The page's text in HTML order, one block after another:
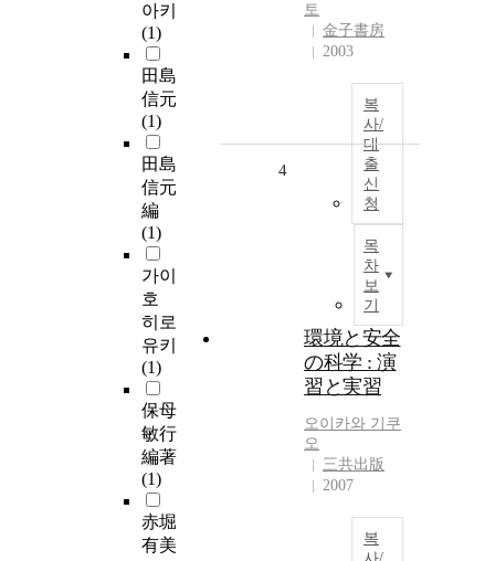
아키
(1)
田島
信元
(1)
田島
信元
編
(1)
가이
호
히로
유키
(1)
保母
敏行
編著
(1)
赤堀
有美
토
金子書房
2003
복
사/
대
출
신
청
목
차
보
기
4
環境と安全
の科学 : 演
習と実習
오이카와 기쿠
오
三共出版
2007
복